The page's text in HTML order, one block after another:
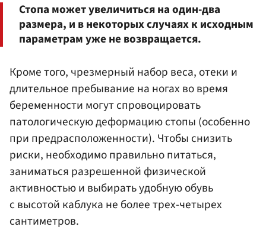
Стопа может увеличиться на один-два
размера, и в некоторых случаях к исходным
параметрам уже не возвращается.
Кроме того, чрезмерный набор веса, отеки и
длительное пребывание на ногах во время
беременности могут спровоцировать
патологическую деформацию стопы (особенно
при предрасположенности). Чтобы снизить
риски, необходимо правильно питаться,
заниматься разрешенной физической
активностью и выбирать удобную обувь
с высотой каблука не более трех-четырех
сантиметров.